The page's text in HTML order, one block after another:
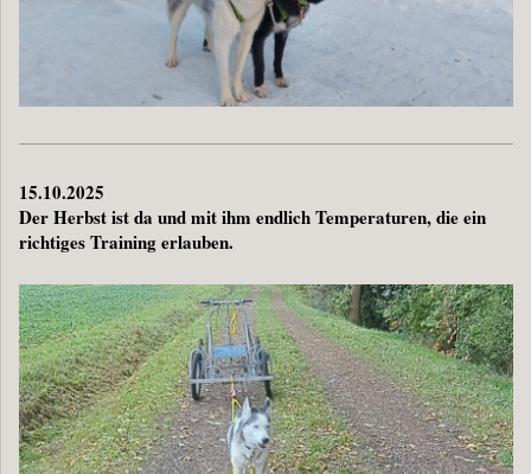
15.10.2025
Der Herbst ist da und mit ihm endlich Temperaturen, die ein
richtiges Training erlauben.